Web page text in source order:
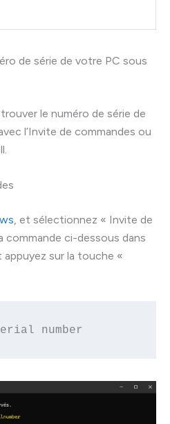
de série de votre PC sous
le numéro de série de
l’Invite de commandes ou
, et sélectionnez « Invite de
commande ci-dessous dans
appuyez sur la touche «
number